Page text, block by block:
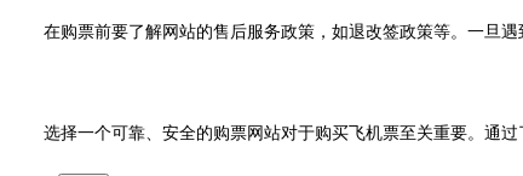
在购票前要了解网站的售后服务政策，如退改签政策等。一旦遇
选择一个可靠、安全的购票网站对于购买飞机票至关重要。通过